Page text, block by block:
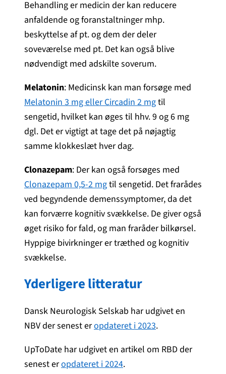
Behandling er medicin der kan reducere
anfaldende og foranstaltninger mhp.
beskyttelse af pt. og dem der deler
soveværelse med pt. Det kan også blive
nødvendigt med adskilte soverum.
Melatonin: Medicinsk kan man forsøge med
Melatonin 3 mg eller Circadin 2 mgtil
sengetid, hvilket kan øges til hhv. 9 og 6 mg
dgl. Det er vigtigt at tage det på nøjagtig
samme klokkeslæt hver dag.
Clonazepam: Der kan også forsøges med
Clonazepam 0,5-2 mgtil sengetid. Det frarådes
ved begyndende demenssymptomer, da det
kan forværre kognitiv svækkelse. De giver også
øget risiko for fald, og man fraråder bilkørsel.
Hyppige bivirkninger er træthed og kognitiv
svækkelse.
Yderligere litteratur
Dansk Neurologisk Selskab har udgivet en
NBV der senest eropdateret i 2023.
UpToDate har udgivet en artikel om RBD der
senest eropdateret i 2024.